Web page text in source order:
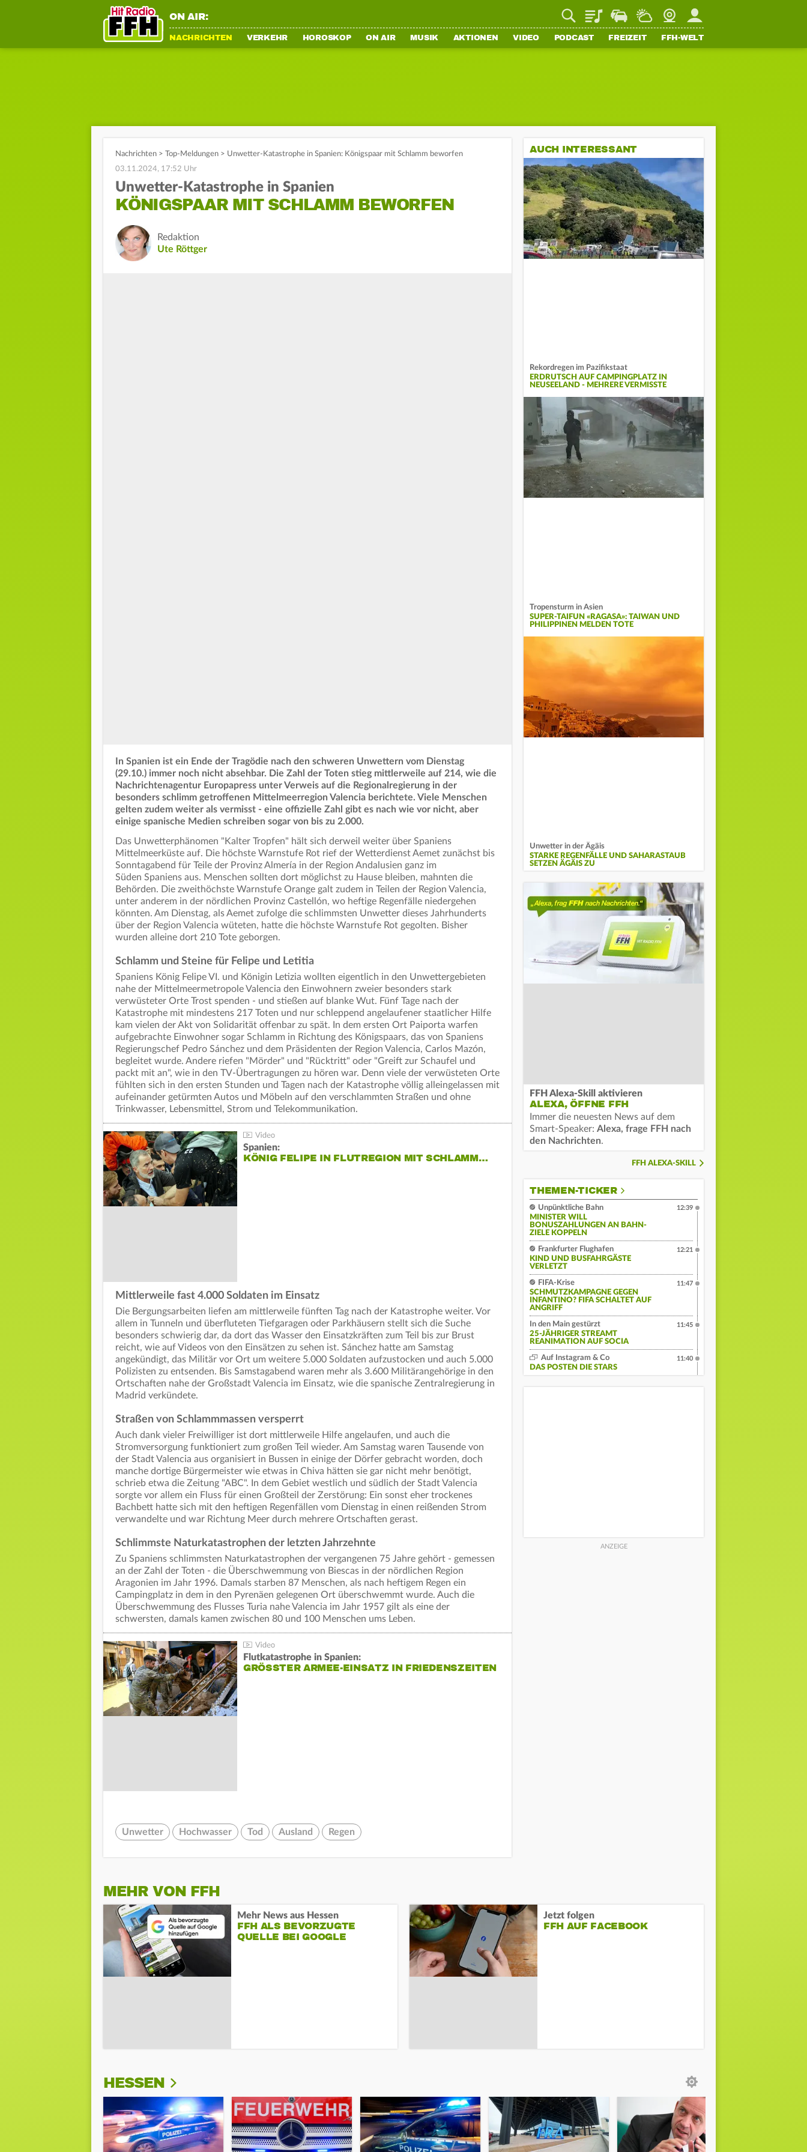
ON AIR: PlaylistStaupilotWetterWebcamMein FFH
NACHRICHTEN VERKEHR HOROSKOP ON AIR MUSIK AKTIONEN VIDEO PODCAST FREIZEIT FFH-WELT
Nachrichten > Top-Meldungen > Unwetter-Katastrophe in Spanien: Königspaar mit Schlamm beworfen
03.11.2024, 17:52 Uhr
Unwetter-Katastrophe in Spanien
KÖNIGSPAAR MIT SCHLAMM BEWORFEN
Redaktion
Ute Röttger
In Spanien ist ein Ende der Tragödie nach den schweren Unwettern vom Dienstag
(29.10.) immer noch nicht absehbar. Die Zahl der Toten stieg mittlerweile auf 214, wie die
Nachrichtenagentur Europapress unter Verweis auf die Regionalregierung in der
besonders schlimm getroffenen Mittelmeerregion Valencia berichtete. Viele Menschen
gelten zudem weiter als vermisst - eine offizielle Zahl gibt es nach wie vor nicht, aber
einige spanische Medien schreiben sogar von bis zu 2.000.
Das Unwetterphänomen "Kalter Tropfen" hält sich derweil weiter über Spaniens
Mittelmeerküste auf. Die höchste Warnstufe Rot rief der Wetterdienst Aemet zunächst bis
Sonntagabend für Teile der Provinz Almería in der Region Andalusien ganz im
Süden Spaniens aus. Menschen sollten dort möglichst zu Hause bleiben, mahnten die
Behörden. Die zweithöchste Warnstufe Orange galt zudem in Teilen der Region Valencia,
unter anderem in der nördlichen Provinz Castellón, wo heftige Regenfälle niedergehen
könnten. Am Dienstag, als Aemet zufolge die schlimmsten Unwetter dieses Jahrhunderts
über der Region Valencia wüteten, hatte die höchste Warnstufe Rot gegolten. Bisher
wurden alleine dort 210 Tote geborgen.
Schlamm und Steine für Felipe und Letitia
Spaniens König Felipe VI. und Königin Letizia wollten eigentlich in den Unwettergebieten
nahe der Mittelmeermetropole Valencia den Einwohnern zweier besonders stark
verwüsteter Orte Trost spenden - und stießen auf blanke Wut. Fünf Tage nach der
Katastrophe mit mindestens 217 Toten und nur schleppend angelaufener staatlicher Hilfe
kam vielen der Akt von Solidarität offenbar zu spät. In dem ersten Ort Paiporta warfen
aufgebrachte Einwohner sogar Schlamm in Richtung des Königspaars, das von Spaniens
Regierungschef Pedro Sánchez und dem Präsidenten der Region Valencia, Carlos Mazón,
begleitet wurde. Andere riefen "Mörder" und "Rücktritt" oder "Greift zur Schaufel und
packt mit an", wie in den TV-Übertragungen zu hören war. Denn viele der verwüsteten Orte
fühlten sich in den ersten Stunden und Tagen nach der Katastrophe völlig alleingelassen mit
aufeinander getürmten Autos und Möbeln auf den verschlammten Straßen und ohne
Trinkwasser, Lebensmittel, Strom und Telekommunikation.
Spanien:
KÖNIG FELIPE IN FLUTREGION MIT SCHLAMM…
Mittlerweile fast 4.000 Soldaten im Einsatz
Die Bergungsarbeiten liefen am mittlerweile fünften Tag nach der Katastrophe weiter. Vor
allem in Tunneln und überfluteten Tiefgaragen oder Parkhäusern stellt sich die Suche
besonders schwierig dar, da dort das Wasser den Einsatzkräften zum Teil bis zur Brust
reicht, wie auf Videos von den Einsätzen zu sehen ist. Sánchez hatte am Samstag
angekündigt, das Militär vor Ort um weitere 5.000 Soldaten aufzustocken und auch 5.000
Polizisten zu entsenden. Bis Samstagabend waren mehr als 3.600 Militärangehörige in den
Ortschaften nahe der Großstadt Valencia im Einsatz, wie die spanische Zentralregierung in
Madrid verkündete.
Straßen von Schlammmassen versperrt
Auch dank vieler Freiwilliger ist dort mittlerweile Hilfe angelaufen, und auch die
Stromversorgung funktioniert zum großen Teil wieder. Am Samstag waren Tausende von
der Stadt Valencia aus organisiert in Bussen in einige der Dörfer gebracht worden, doch
manche dortige Bürgermeister wie etwas in Chiva hätten sie gar nicht mehr benötigt,
schrieb etwa die Zeitung "ABC". In dem Gebiet westlich und südlich der Stadt Valencia
sorgte vor allem ein Fluss für einen Großteil der Zerstörung: Ein sonst eher trockenes
Bachbett hatte sich mit den heftigen Regenfällen vom Dienstag in einen reißenden Strom
verwandelte und war Richtung Meer durch mehrere Ortschaften gerast.
Schlimmste Naturkatastrophen der letzten Jahrzehnte
Zu Spaniens schlimmsten Naturkatastrophen der vergangenen 75 Jahre gehört - gemessen
an der Zahl der Toten - die Überschwemmung von Biescas in der nördlichen Region
Aragonien im Jahr 1996. Damals starben 87 Menschen, als nach heftigem Regen ein
Campingplatz in dem in den Pyrenäen gelegenen Ort überschwemmt wurde. Auch die
Überschwemmung des Flusses Turia nahe Valencia im Jahr 1957 gilt als eine der
schwersten, damals kamen zwischen 80 und 100 Menschen ums Leben.
Flutkatastrophe in Spanien:
GRÖSSTER ARMEE-EINSATZ IN FRIEDENSZEITEN
Unwetter Hochwasser Tod Ausland Regen
AUCH INTERESSANT
Rekordregen im Pazifikstaat
ERDRUTSCH AUF CAMPINGPLATZ IN
NEUSEELAND - MEHRERE VERMISSTE
Tropensturm in Asien
SUPER-TAIFUN «RAGASA»: TAIWAN UND
PHILIPPINEN MELDEN TOTE
Unwetter in der Ägäis
STARKE REGENFÄLLE UND SAHARASTAUB
SETZEN ÄGÄIS ZU
FFH Alexa-Skill aktivieren
ALEXA, ÖFFNE FFH
Immer die neuesten News auf dem
Smart-Speaker: Alexa, frage FFH nach
den Nachrichten.
FFH ALEXA-SKILL
THEMEN-TICKER
Unpünktliche Bahn
MINISTER WILL
BONUSZAHLUNGEN AN BAHN-
ZIELE KOPPELN
12:39
Frankfurter Flughafen
KIND UND BUSFAHRGÄSTE
VERLETZT
12:21
FIFA-Krise
SCHMUTZKAMPAGNE GEGEN
INFANTINO? FIFA SCHALTET AUF
ANGRIFF
11:47
In den Main gestürzt
25-JÄHRIGER STREAMT
REANIMATION AUF SOCIA
11:45
Auf Instagram & Co
DAS POSTEN DIE STARS
11:40
MEHR VON FFH
Mehr News aus Hessen
FFH ALS BEVORZUGTE
QUELLE BEI GOOGLE
Jetzt folgen
FFH AUF FACEBOOK
HESSEN